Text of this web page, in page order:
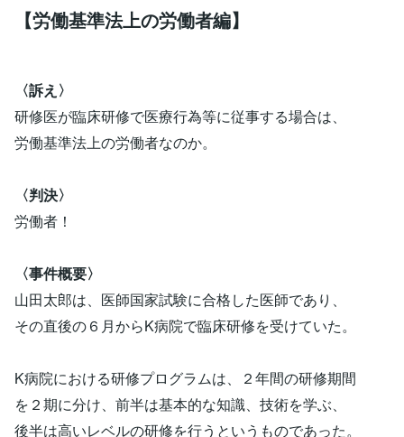
【労働基準法上の労働者編】
〈訴え〉
研修医が臨床研修で医療行為等に従事する場合は、
労働基準法上の労働者なのか。
〈判決〉
労働者！
〈事件概要〉
山田太郎は、医師国家試験に合格した医師であり、
その直後の６月からK病院で臨床研修を受けていた。
K病院における研修プログラムは、２年間の研修期間
を２期に分け、前半は基本的な知識、技術を学ぶ、
後半は高いレベルの研修を行うというものであった。